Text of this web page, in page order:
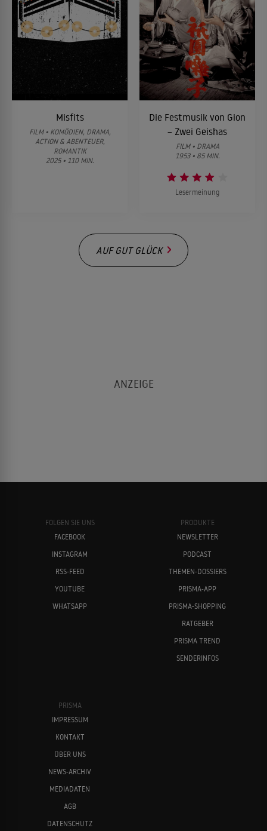
Misfits
FILM • KOMÖDIEN, DRAMA,
ACTION & ABENTEUER,
ROMANTIK
2025 • 110 MIN.
Die Festmusik von Gion
– Zwei Geishas
FILM • DRAMA
1953 • 85 MIN.
Lesermeinung
AUF GUT GLÜCK
FOLGEN SIE UNS
FACEBOOK
INSTAGRAM
RSS-FEED
YOUTUBE
WHATSAPP
PRODUKTE
NEWSLETTER
PODCAST
THEMEN-DOSSIERS
PRISMA-APP
PRISMA-SHOPPING
RATGEBER
PRISMA TREND
SENDERINFOS
PRISMA
IMPRESSUM
KONTAKT
ÜBER UNS
NEWS-ARCHIV
MEDIADATEN
AGB
DATENSCHUTZ